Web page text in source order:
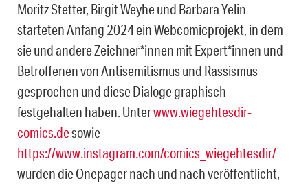
Moritz Stetter, Birgit Weyhe und Barbara Yelin
starteten Anfang 2024 ein Webcomicprojekt, in dem
sie und andere Zeichner*innen mit Expert*innen und
Betroffenen von Antisemitismus und Rassismus
gesprochen und diese Dialoge graphisch
festgehalten haben. Unterwww.wiegehtesdir-
comics.desowie
https://www.instagram.com/comics_wiegehtesdir/
wurden die Onepager nach und nach veröffentlicht,